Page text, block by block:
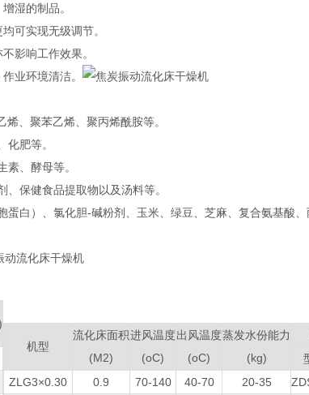
湿的制品。
可实现无级调节。
影响工作效果。
业环境清洁。
、聚苯乙烯、聚丙烯酰胺等‌。
肥等‌。
、酵母等‌。
保健食品提取物以及汤料等‌。
白）、氯化胆-碱粉剂、玉米、绿豆、芝麻、复合氨基酸
机型
流化床面积
(M2)
进风温度
(oC)
出风温度
(oC)
蒸发水份能力
(kg)
ZLG3×0.30
0.9 70-140 40-70 20-35